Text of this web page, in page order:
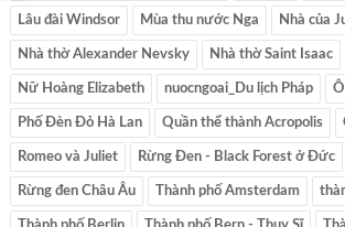
Lâu đài Windsor Mùa thu nước Nga Nhà của
Nhà thờ Alexander Nevsky Nhà thờ Saint Isaac
Nữ Hoàng Elizabeth nuocngoai_Du lịch Pháp
Phố Đèn Đỏ Hà Lan Quần thể thành Acropolis
Romeo và Juliet Rừng Đen - Black Forest ở Đức
Rừng đen Châu Âu Thành phố Amsterdam